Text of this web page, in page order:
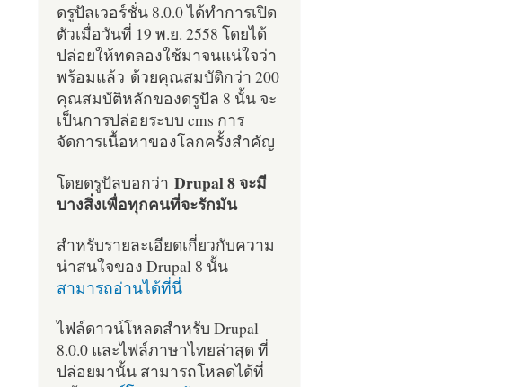
ดรูปัลเวอร์ชั่น 8.0.0 ได้ทำการเปิด
ตัวเมื่อวันที่ 19 พ.ย. 2558 โดยได้
ปล่อยให้ทดลองใช้มาจนแน่ใจว่า
พร้อมแล้ว ด้วยคุณสมบัติกว่า 200
คุณสมบัติหลักของดรูปัล 8 นั้น จะ
เป็นการปล่อยระบบ cms การ
จัดการเนื้อหาของโลกครั้งสำคัญ
โดยดรูปัลบอกว่า Drupal 8 จะมี
บางสิ่งเพื่อทุกคนที่จะรักมัน
สำหรับรายละเอียดเกี่ยวกับความ
น่าสนใจของ Drupal 8 นั้น
สามารถอ่านได้ที่นี่
ไฟล์ดาวน์โหลดสำหรับ Drupal
8.0.0 และไฟล์ภาษาไทยล่าสุด ที่
ปล่อยมานั้น สามารถโหลดได้ที่